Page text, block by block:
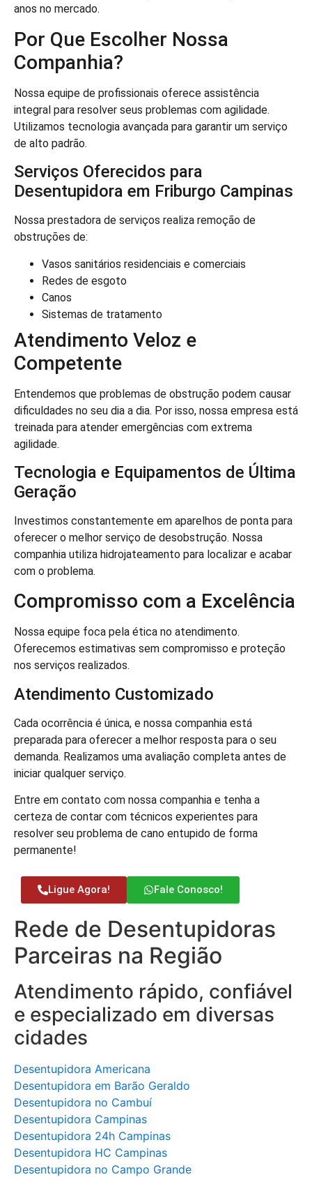
anos no mercado.
Por Que Escolher Nossa
Companhia?
Nossa equipe de profissionais oferece assistência
integral para resolver seus problemas com agilidade.
Utilizamos tecnologia avançada para garantir um serviço
de alto padrão.
Serviços Oferecidos para
Desentupidora em Friburgo Campinas
Nossa prestadora de serviços realiza remoção de
obstruções de:
Vasos sanitários residenciais e comerciais
Redes de esgoto
Canos
Sistemas de tratamento
Atendimento Veloz e
Competente
Entendemos que problemas de obstrução podem causar
dificuldades no seu dia a dia. Por isso, nossa empresa está
treinada para atender emergências com extrema
agilidade.
Tecnologia e Equipamentos de Última
Geração
Investimos constantemente em aparelhos de ponta para
oferecer o melhor serviço de desobstrução. Nossa
companhia utiliza hidrojateamento para localizar e acabar
com o problema.
Compromisso com a Excelência
Nossa equipe foca pela ética no atendimento.
Oferecemos estimativas sem compromisso e proteção
nos serviços realizados.
Atendimento Customizado
Cada ocorrência é única, e nossa companhia está
preparada para oferecer a melhor resposta para o seu
demanda. Realizamos uma avaliação completa antes de
iniciar qualquer serviço.
Entre em contato com nossa companhia e tenha a
certeza de contar com técnicos experientes para
resolver seu problema de cano entupido de forma
permanente!
Ligue Agora! Fale Conosco!
Rede de Desentupidoras
Parceiras na Região
Atendimento rápido, confiável
e especializado em diversas
cidades
Desentupidora Americana
Desentupidora em Barão Geraldo
Desentupidora no Cambuí
Desentupidora Campinas
Desentupidora 24h Campinas
Desentupidora HC Campinas
Desentupidora no Campo Grande